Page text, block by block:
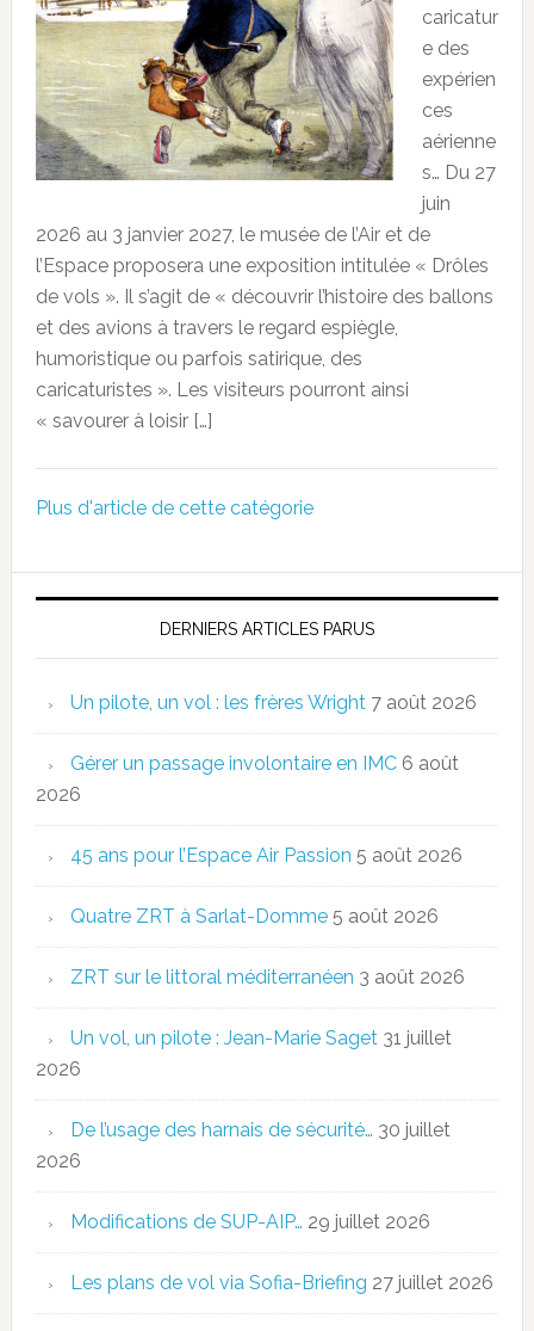
caricatur
e des
expérien
ces
aérienne
s… Du 27
juin
2026 au 3 janvier 2027, le musée de l’Air et de
l’Espace proposera une exposition intitulée « Drôles
de vols ». Il s’agit de « découvrir l’histoire des ballons
et des avions à travers le regard espiègle,
humoristique ou parfois satirique, des
caricaturistes ». Les visiteurs pourront ainsi
« savourer à loisir […]
Plus d'article de cette catégorie
DERNIERS ARTICLES PARUS
Un pilote, un vol : les frères Wright 7 août 2026
Gérer un passage involontaire en IMC 6 août
2026
45 ans pour l’Espace Air Passion 5 août 2026
Quatre ZRT à Sarlat-Domme 5 août 2026
ZRT sur le littoral méditerranéen 3 août 2026
Un vol, un pilote : Jean-Marie Saget 31 juillet
2026
De l’usage des harnais de sécurité… 30 juillet
2026
Modifications de SUP-AIP… 29 juillet 2026
Les plans de vol via Sofia-Briefing 27 juillet 2026